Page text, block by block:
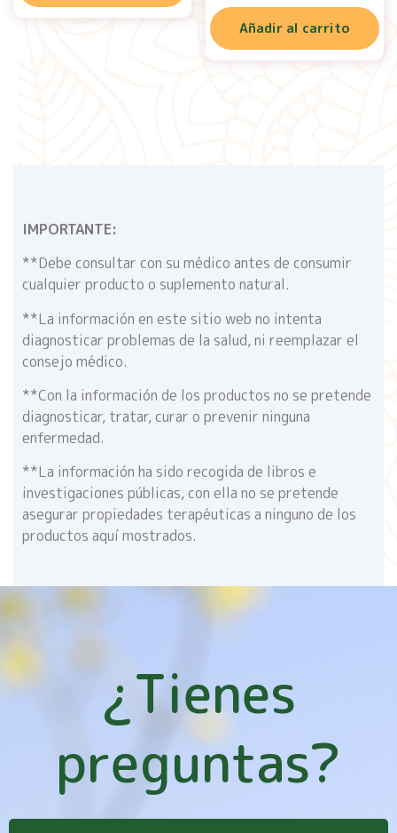
Añadir al carrito
IMPORTANTE:
**Debe consultar con su médico antes de consumir
cualquier producto o suplemento natural.
**La información en este sitio web no intenta
diagnosticar problemas de la salud, ni reemplazar el
consejo médico.
**Con la información de los productos no se pretende
diagnosticar, tratar, curar o prevenir ninguna
enfermedad.
**La información ha sido recogida de libros e
investigaciones públicas, con ella no se pretende
asegurar propiedades terapéuticas a ninguno de los
productos aquí mostrados.
¿Tienes
preguntas?